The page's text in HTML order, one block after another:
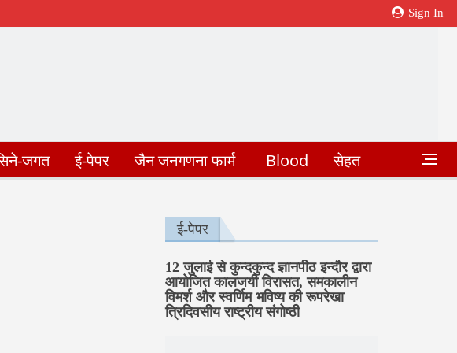
Sign In
जगत ई-पेपर जैन जनगणना फार्म Blood
सेहत
ई-पेपर
12 जुलाई से कुन्दकुन्द ज्ञानपीठ इन्दौर द्वारा
आयोजित कालजयी विरासत, समकालीन
विमर्श और स्वर्णिम भविष्य की रूपरेखा
त्रिदिवसीय राष्ट्रीय संगोष्ठी